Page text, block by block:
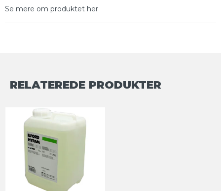
Se mere om produktet her
RELATEREDE PRODUKTER